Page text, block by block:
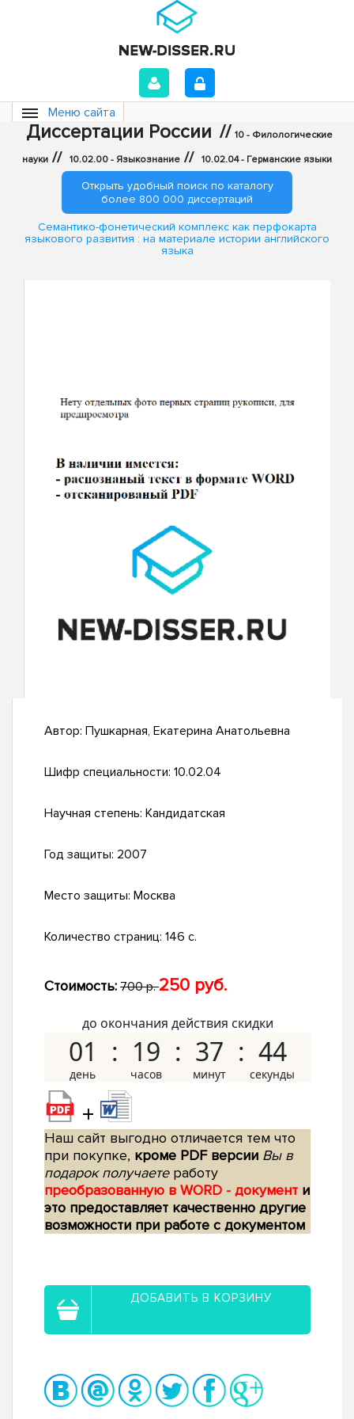
Меню сайта
Диссертации России // 10 - Филологические
науки // 10.02.00 - Языкознание // 10.02.04 - Германские языки
Открыть удобный поиск по каталогу
более 800 000 диссертаций
Семантико-фонетический комплекс как перфокарта
языкового развития : на материале истории английского
языка
Автор: Пушкарная, Екатерина Анатольевна
Шифр специальности: 10.02.04
Научная степень: Кандидатская
Год защиты: 2007
Место защиты: Москва
Количество страниц: 146 с.
Стоимость: 700 р.250 руб.
до окончания действия скидки
01 19 37 43
+
Наш сайт выгодно отличается тем что
при покупке, кроме PDF версии Вы в
подарок получаетеработу
преобразованную в WORD - документ и
это предоставляет качественно другие
возможности при работе с документом
ДОБАВИТЬ В КОРЗИНУ